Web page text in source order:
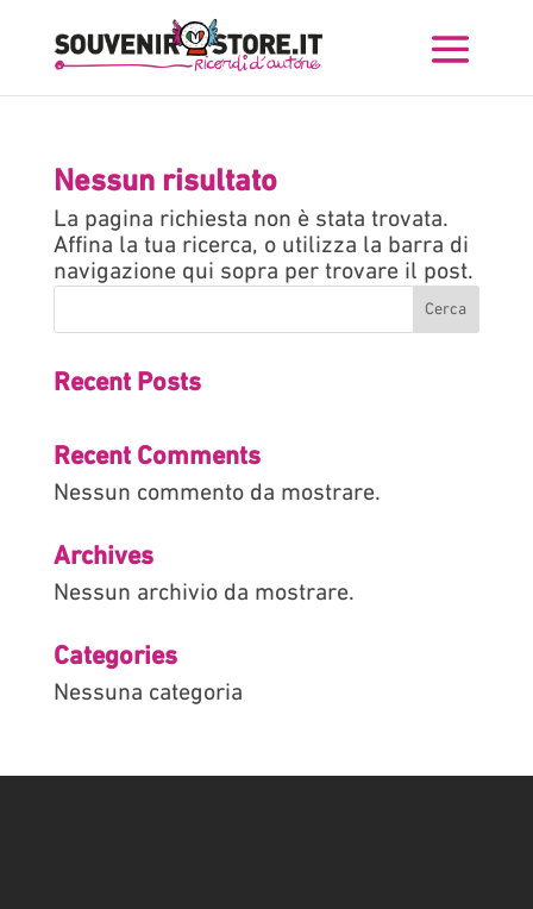
Nessun risultato
La pagina richiesta non è stata trovata.
Affina la tua ricerca, o utilizza la barra di
navigazione qui sopra per trovare il post.
Cerca
Recent Posts
Recent Comments
Nessun commento da mostrare.
Archives
Nessun archivio da mostrare.
Categories
Nessuna categoria